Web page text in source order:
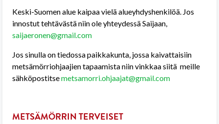
Keski-Suomen alue kaipaa vielä alueyhdyshenkilöä. Jos
innostut tehtävästä niin ole yhteydessä Saijaan,
saijaeronen@gmail.com
Jos sinulla on tiedossa paikkakunta, jossa kaivattaisiin
metsämörriohjaajien tapaamista niin vinkkaa siitä meille
sähköpostitsemetsamorri.ohjaajat@gmail.com
METSÄMÖRRIN TERVEISET